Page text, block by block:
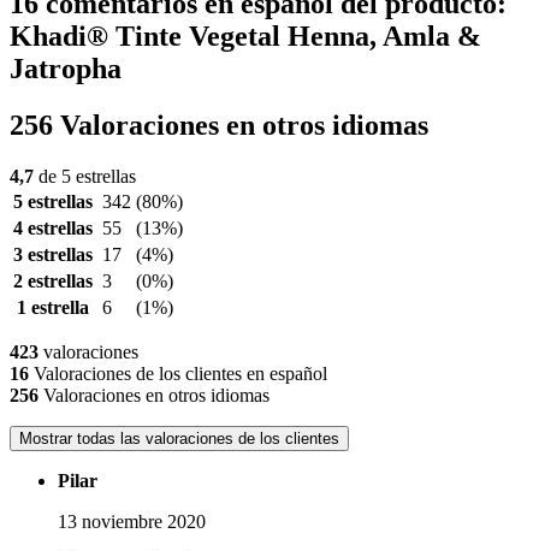
Khadi® Tinte Vegetal Henna, Amla &
Jatropha
256 Valoraciones en otros idiomas
4,7 de 5 estrellas
5 estrellas 342 (80%)
4 estrellas 55
(13%)
3 estrellas 17
(4%)
2 estrellas 3
(0%)
1 estrella
6 (1%)
423 valoraciones
16 Valoraciones de los clientes en español
256 Valoraciones en otros idiomas
Mostrar todas las valoraciones de los clientes
Pilar
13 noviembre 2020